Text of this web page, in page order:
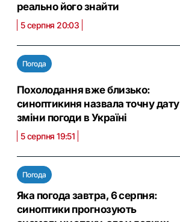
реально його знайти
5 серпня 20:03
Погода
Похолодання вже близько:
синоптикиня назвала точну дату
зміни погоди в Україні
5 серпня 19:51
Погода
Яка погода завтра, 6 серпня:
синоптики прогнозують